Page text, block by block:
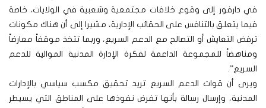
في دارفور إلى وقوع خلافات مجتمعية وشعبية في الولايات، خاصة
فيما يتعلق بالتنافس على الحقائب الإدارية، مشيرا إلى أن هناك مكونات
ترفض التعايش أو التصالح مع الدعم السريع، وربما تتخذ موقفاً معارضاً
ومناهضاً للمجموعة الداعمة لفكرة الإدارة المدنية الموالية للدعم
السريع”.
ويرى أن قوات الدعم السريع تريد تحقيق مكسب سياسي بالإدارات
المدنية، وإرسال رسالة بأنها تفرض نفوذها على المناطق التي يسيطر